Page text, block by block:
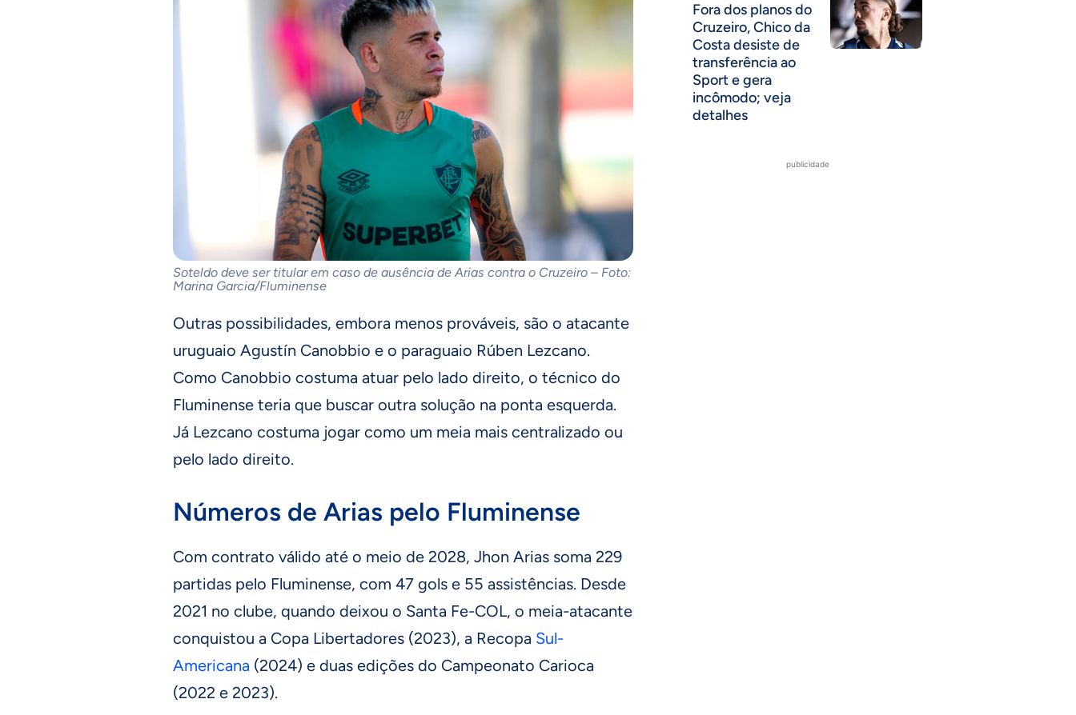
Soteldo deve ser titular em caso de ausência de Arias contra o Cruzeiro – Foto:
Marina Garcia/Fluminense
Outras possibilidades, embora menos prováveis, são o atacante
uruguaio Agustín Canobbio e o paraguaio Rúben Lezcano.
Como Canobbio costuma atuar pelo lado direito, o técnico do
Fluminense teria que buscar outra solução na ponta esquerda.
Já Lezcano costuma jogar como um meia mais centralizado ou
pelo lado direito.
Números de Arias pelo Fluminense
Com contrato válido até o meio de 2028, Jhon Arias soma 229
partidas pelo Fluminense, com 47 gols e 55 assistências. Desde
2021 no clube, quando deixou o Santa Fe-COL, o meia-atacante
conquistou a Copa Libertadores (2023), a Recopa Sul-
Americana (2024) e duas edições do Campeonato Carioca
(2022 e 2023).
Fora dos planos do
Cruzeiro, Chico da
Costa desiste de
transferência ao
Sport e gera
incômodo; veja
detalhes
publicidade